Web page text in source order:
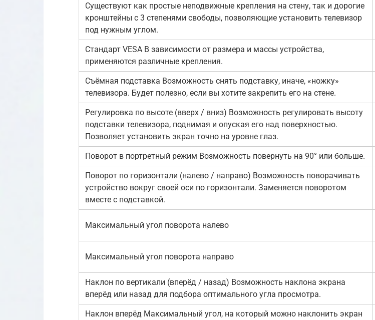
Существуют как простые неподвижные крепления на стену, так и дорогие
кронштейны с 3 степенями свободы, позволяющие установить телевизор
под нужным углом.
Стандарт VESA В зависимости от размера и массы устройства,
применяются различные крепления.
Съёмная подставка Возможность снять подставку, иначе, «ножку»
телевизора. Будет полезно, если вы хотите закрепить его на стене.
Регулировка по высоте (вверх / вниз) Возможность регулировать высоту
подставки телевизора, поднимая и опуская его над поверхностью.
Позволяет установить экран точно на уровне глаз.
Поворот в портретный режим Возможность повернуть на 90° или больше.
Поворот по горизонтали (налево / направо) Возможность поворачивать
устройство вокруг своей оси по горизонтали. Заменяется поворотом
вместе с подставкой.
Максимальный угол поворота налево
Максимальный угол поворота направо
Наклон по вертикали (вперёд / назад) Возможность наклона экрана
вперёд или назад для подбора оптимального угла просмотра.
Наклон вперёд Максимальный угол, на который можно наклонить экран